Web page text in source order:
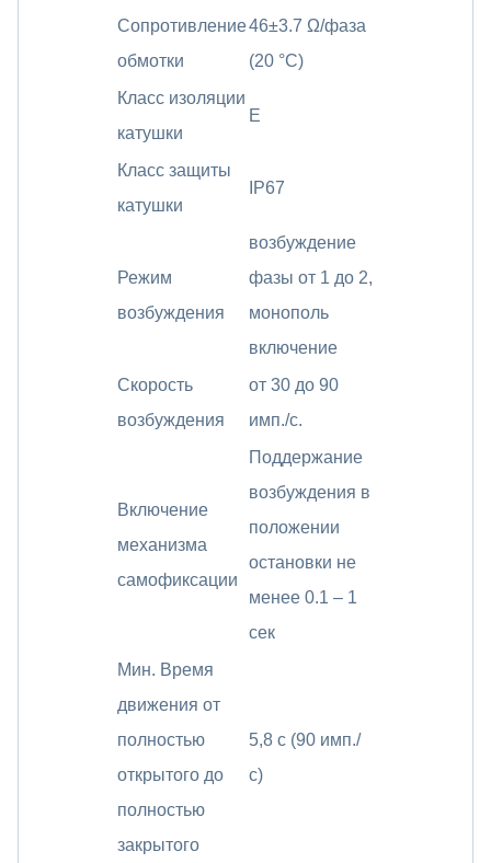
Сопротивление
обмотки
46±3.7 Ω/фаза
(20 °C)
Класс изоляции
катушки
E
Класс защиты
катушки
IP67
Режим
возбуждения
возбуждение
фазы от 1 до 2,
монополь
включение
Скорость
возбуждения
от 30 до 90
имп./с.
Включение
механизма
самофиксации
Поддержание
возбуждения в
положении
остановки не
менее 0.1 – 1
сек
Мин. Время
движения от
полностью
открытого до
полностью
закрытого
5,8 с (90 имп./
с)